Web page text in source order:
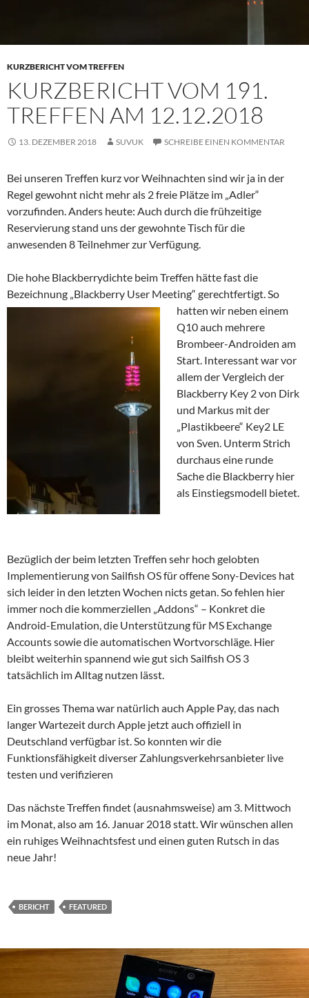
KURZBERICHT VOM TREFFEN
KURZBERICHT VOM 191.
TREFFEN AM 12.12.2018
13. DEZEMBER 2018 SUVUK SCHREIBE EINEN KOMMENTAR
Bei unseren Treffen kurz vor Weihnachten sind wir ja in der
Regel gewohnt nicht mehr als 2 freie Plätze im „Adler“
vorzufinden. Anders heute: Auch durch die frühzeitige
Reservierung stand uns der gewohnte Tisch für die
anwesenden 8 Teilnehmer zur Verfügung.
Die hohe Blackberrydichte beim Treffen hätte fast die
Bezeichnung „Blackberry User Meeting“ gerechtfertigt. So
hatten wir neben einem
Q10 auch mehrere
Brombeer-Androiden am
Start. Interessant war vor
allem der Vergleich der
Blackberry Key 2 von Dirk
und Markus mit der
„Plastikbeere“ Key2 LE
von Sven. Unterm Strich
durchaus eine runde
Sache die Blackberry hier
als Einstiegsmodell bietet.
Bezüglich der beim letzten Treffen sehr hoch gelobten
Implementierung von Sailfish OS für offene Sony-Devices hat
sich leider in den letzten Wochen nicts getan. So fehlen hier
immer noch die kommerziellen „Addons“ – Konkret die
Android-Emulation, die Unterstützung für MS Exchange
Accounts sowie die automatischen Wortvorschläge. Hier
bleibt weiterhin spannend wie gut sich Sailfish OS 3
tatsächlich im Alltag nutzen lässt.
Ein grosses Thema war natürlich auch Apple Pay, das nach
langer Wartezeit durch Apple jetzt auch offiziell in
Deutschland verfügbar ist. So konnten wir die
Funktionsfähigkeit diverser Zahlungsverkehrsanbieter live
testen und verifizieren
Das nächste Treffen findet (ausnahmsweise) am 3. Mittwoch
im Monat, also am 16. Januar 2018 statt. Wir wünschen allen
ein ruhiges Weihnachtsfest und einen guten Rutsch in das
neue Jahr!
BERICHT FEATURED